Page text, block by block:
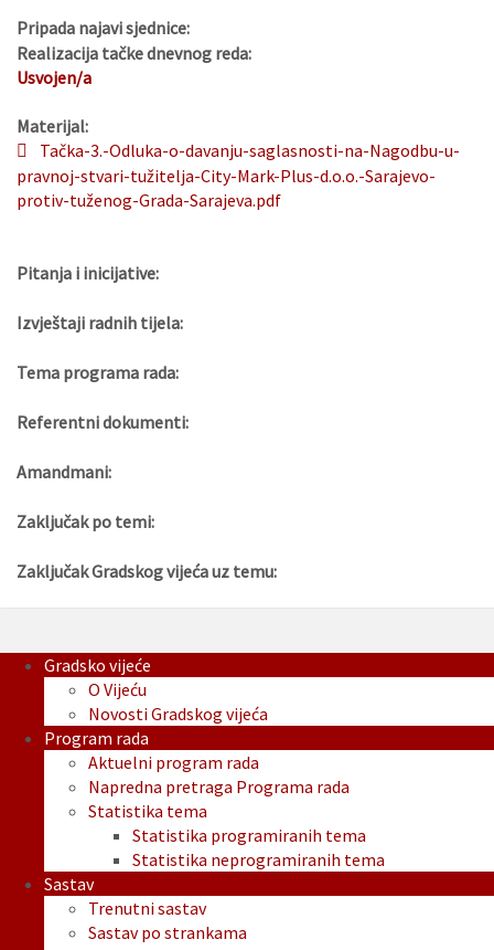
Pripada najavi sjednice:
Realizacija tačke dnevnog reda:
Usvojen/a
Materijal:
Tačka-3.-Odluka-o-davanju-saglasnosti-na-Nagodbu-u-
pravnoj-stvari-tužitelja-City-Mark-Plus-d.o.o.-Sarajevo-
protiv-tuženog-Grada-Sarajeva.pdf
Pitanja i inicijative:
Izvještaji radnih tijela:
Tema programa rada:
Referentni dokumenti:
Amandmani:
Zaključak po temi:
Zaključak Gradskog vijeća uz temu:
Gradsko vijeće
O Vijeću
Novosti Gradskog vijeća
Program rada
Aktuelni program rada
Napredna pretraga Programa rada
Statistika tema
Statistika programiranih tema
Statistika neprogramiranih tema
Sastav
Trenutni sastav
Sastav po strankama